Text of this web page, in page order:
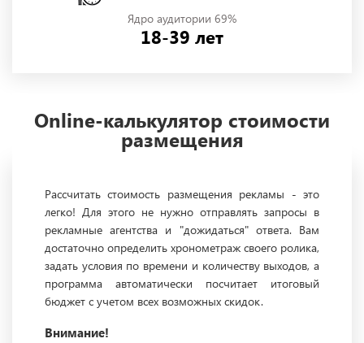
Ядро аудитории 69%
18-39 лет
Online-калькулятор стоимости
размещения
Рассчитать стоимость размещения рекламы - это
легко! Для этого не нужно отправлять запросы в
рекламные агентства и "дожидаться" ответа. Вам
достаточно определить хронометраж своего ролика,
задать условия по времени и количеству выходов, а
программа автоматически посчитает итоговый
бюджет с учетом всех возможных скидок.
Внимание!